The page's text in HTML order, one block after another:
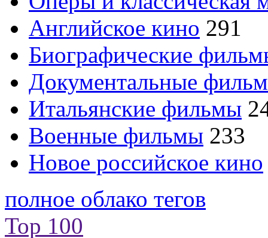
Английское кино 291
Биографические
Документальные
Итальянские фильмы
Военные фильмы 233
Новое российское кино
полное облако тегов
Top 100